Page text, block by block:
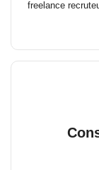
freelance